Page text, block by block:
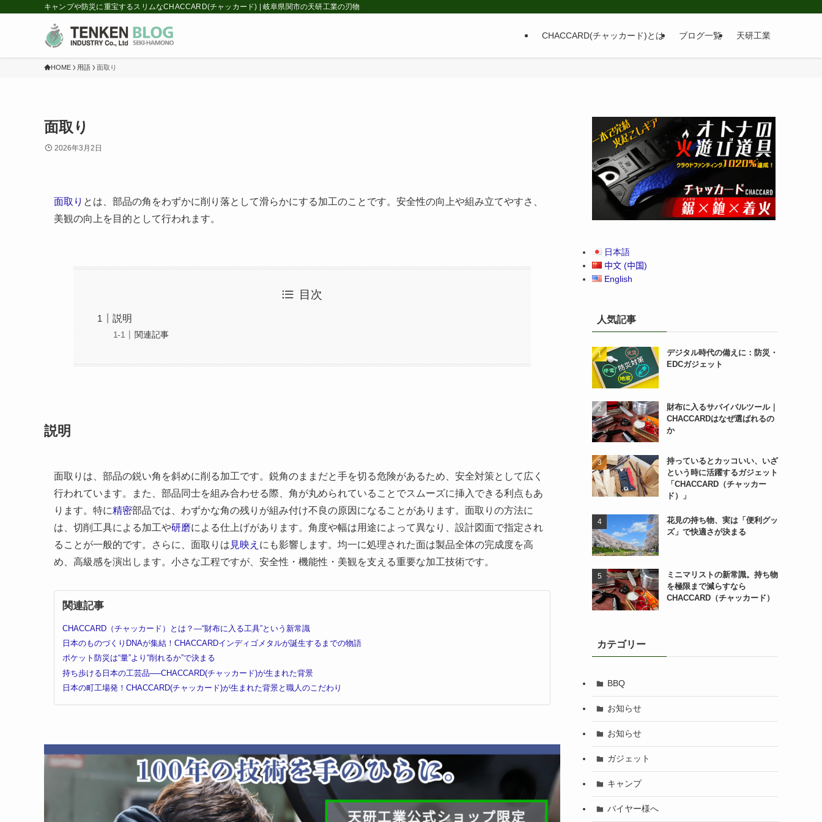
キャンプや防災に重宝するスリムなCHACCARD(チャッカード) | 岐阜県関市の天研工業の刃物
CHACCARD(チャッカード)とは ブログ一覧 天研工業
HOME 用語 面取り
面取り
2026年3月2日
面取り とは、部品の角をわずかに削り落として滑らかにする加工のことです。安全性の向上や組み立てやすさ、
美観の向上を目的として行われます。
目次
説明
関連記事
説明
面取りは、部品の鋭い角を斜めに削る加工です。鋭角のままだと手を切る危険があるため、安全対策として広く
行われています。また、部品同士を組み合わせる際、角が丸められていることでスムーズに挿入できる利点もあ
ります。特に精密部品では、わずかな角の残りが組み付け不良の原因になることがあります。面取りの方法に
は、切削工具による加工や研磨による仕上げがあります。角度や幅は用途によって異なり、設計図面で指定され
ることが一般的です。さらに、面取りは 見映え にも影響します。均一に処理された面は製品全体の完成度を高
め、高級感を演出します。小さな工程ですが、安全性・機能性・美観を支える重要な加工技術です。
関連記事
CHACCARD（チャッカード）とは？—“財布に入る工具”という新常識
日本のものづくりDNAが集結！CHACCARDインディゴメタルが誕生するまでの物語
ポケット防災は“量”より“削れるか”で決まる
持ち歩ける日本の工芸品──CHACCARD(チャッカード)が生まれた背景
日本の町工場発！CHACCARD(チャッカード)が生まれた背景と職人のこだわり
日本語
中文 (中国)
English
人気記事
デジタル時代の備えに：防災・
EDCガジェット
財布に入るサバイバルツール｜
CHACCARDはなぜ選ばれるの
か
持っているとカッコいい、いざ
という時に活躍するガジェット
「CHACCARD（チャッカー
ド）」
花見の持ち物、実は「便利グッ
ズ」で快適さが決まる
ミニマリストの新常識。持ち物
を極限まで減らすなら
CHACCARD（チャッカード）
カテゴリー
BBQ
お知らせ
お知らせ
ガジェット
キャンプ
バイヤー様へ